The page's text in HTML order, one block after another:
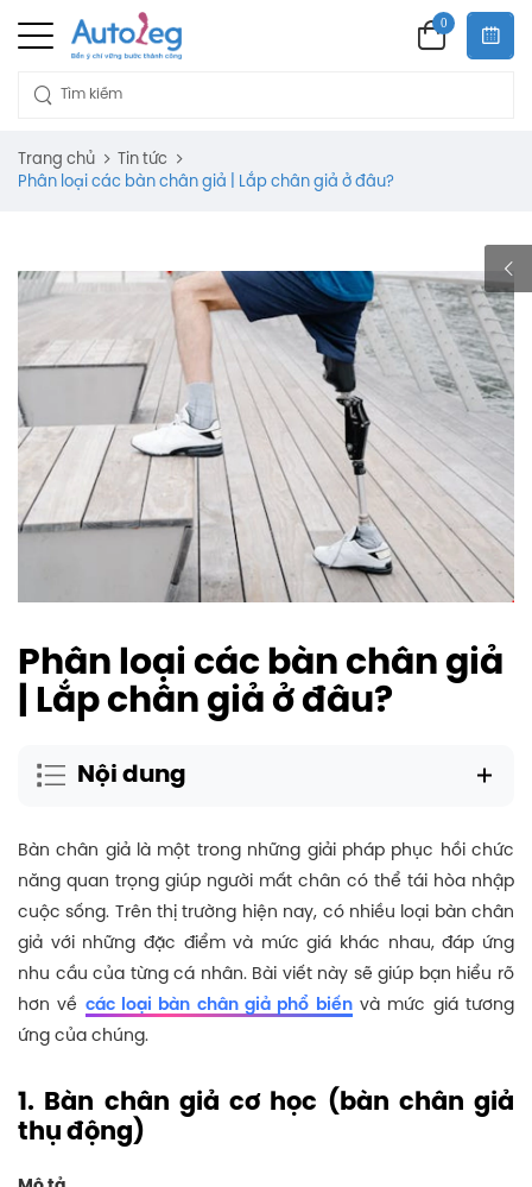
0
Trang chủ
Tin tức
Phân loại các bàn chân giả | Lắp chân giả ở đâu?
Phân loại các bàn chân giả
| Lắp chân giả ở đâu?
Nội dung
Bàn chân giả là một trong những giải pháp phục hồi chức
năng quan trọng giúp người mất chân có thể tái hòa nhập
cuộc sống. Trên thị trường hiện nay, có nhiều loại bàn chân
giả với những đặc điểm và mức giá khác nhau, đáp ứng
nhu cầu của từng cá nhân. Bài viết này sẽ giúp bạn hiểu rõ
hơn về các loại bàn chân giả phổ biếnvà mức giá tương
ứng của chúng.
1. Bàn chân giả cơ học (bàn chân giả
thụ động)